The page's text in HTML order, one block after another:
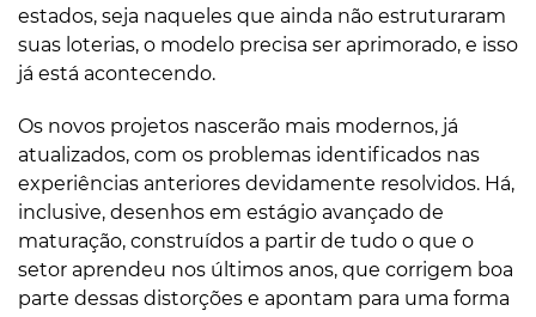
estados, seja naqueles que ainda não estruturaram
suas loterias, o modelo precisa ser aprimorado, e isso
já está acontecendo.
Os novos projetos nascerão mais modernos, já
atualizados, com os problemas identificados nas
experiências anteriores devidamente resolvidos. Há,
inclusive, desenhos em estágio avançado de
maturação, construídos a partir de tudo o que o
setor aprendeu nos últimos anos, que corrigem boa
parte dessas distorções e apontam para uma forma